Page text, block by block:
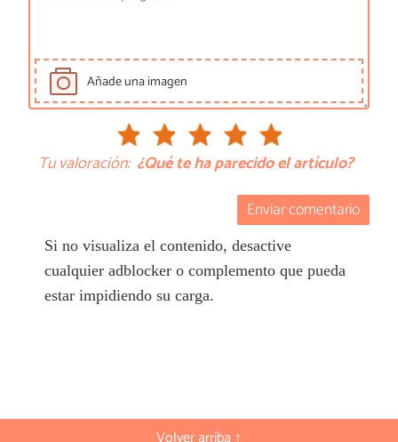
Añade una imagen
Tu valoración: ¿Qué te ha parecido el artículo?
Enviar comentario
Si no visualiza el contenido, desactive
cualquier adblocker o complemento que pueda
estar impidiendo su carga.